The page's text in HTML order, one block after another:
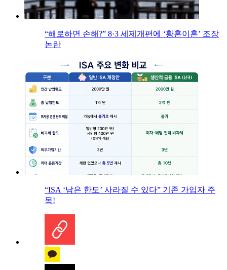
“해로하면 손해?” 8·3 세제개편에 ‘황혼이혼’ 조장
논란
“ISA ‘남은 한도’ 사라질 수 있다” 기존 가입자 주
목!